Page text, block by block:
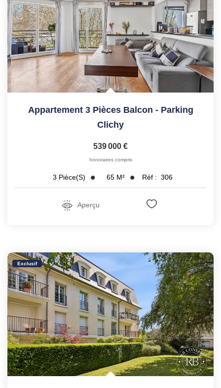
Appartement 3 Pièces Balcon - Parking
Clichy
539 000 €
honoraires compris
3 Pièce(s) 65 M² Réf : 306
Aperçu
Exclusif